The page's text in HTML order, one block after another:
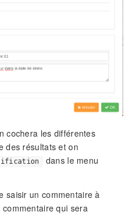
cochera les différentes
des résultats et on
dans le menu
saisir un commentaire à
commentaire qui sera